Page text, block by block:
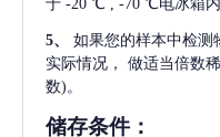
于 -20 ℃ , -70 ℃电冰箱内
5、
如果您的样本中检测
实际情况，
做适当倍数
数)。
储存条件：